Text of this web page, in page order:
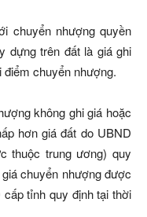
chuyển nhượng quyền
dựng trên đất là giá ghi
chuyển nhượng.
không ghi giá hoặc
hơn giá đất do UBND
thuộc trung ương) quy
chuyển nhượng được
tỉnh quy định tại thời